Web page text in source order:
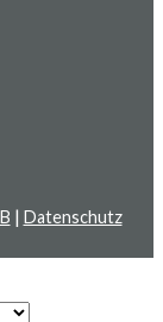
| Datenschutz